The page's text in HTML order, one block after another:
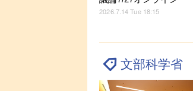
2026.7.14 Tue 18:15
文部科学省